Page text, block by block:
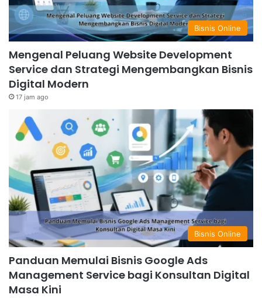
Bisnis Online
Mengenal Peluang Website Development
Service dan Strategi Mengembangkan Bisnis
Digital Modern
17 jam ago
Bisnis Online
Panduan Memulai Bisnis Google Ads
Management Service bagi Konsultan Digital
Masa Kini